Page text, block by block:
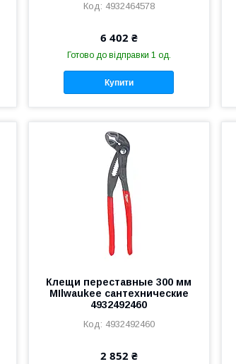
4932464578
6 402 ₴
Готово до відправки 1 од.
Купити
Клещи переставные 300 мм
MIlwaukee сантехнические
4932492460
4932492460
2 852 ₴